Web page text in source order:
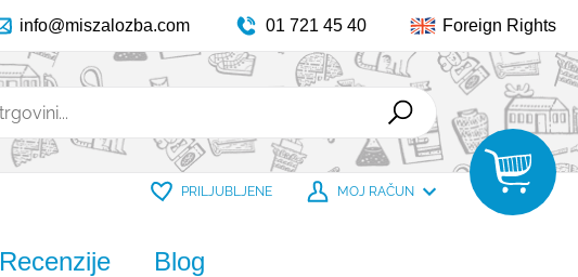
info@miszalozba.com 01 721 45 40 Foreign Rights
PRILJUBLJENE MOJ RAČUN
Recenzije Blog